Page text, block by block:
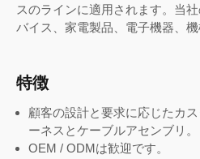
スのラインに適用されます。当
バイス、家電製品、電子機器、
特徴
顧客の設計と要求に応じたカ
ーネスとケーブルアセンブリ。
OEM / ODMは歓迎です。